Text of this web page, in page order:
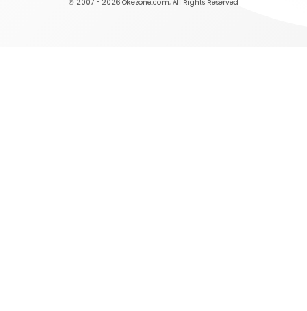
© 2007 - 2026 Okezone.com, All Rights Reserved